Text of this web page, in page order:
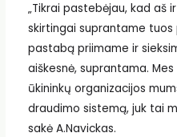
„Tikrai pastebėjau, kad aš
skirtingai suprantame tuos
pastabą priimame ir
aiškesnė, suprantama.
ūkininkų organizacijos
draudimo sistemą, juk tai
sakė A.Navickas.